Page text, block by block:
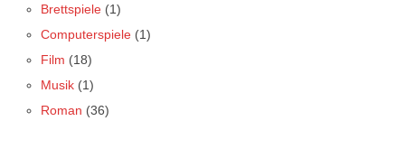
Brettspiele (1)
Computerspiele (1)
Film (18)
Musik (1)
Roman (36)